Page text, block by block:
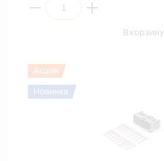
В корзину